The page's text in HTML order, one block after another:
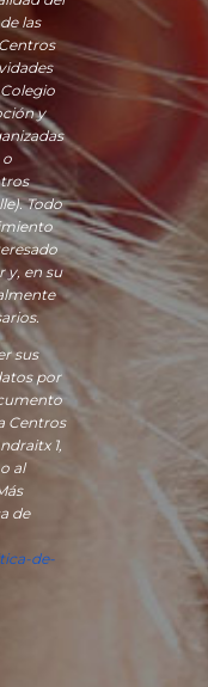
las
y
o
Todo
y, en su
sus
por
Centros
1,
o al
de
de-